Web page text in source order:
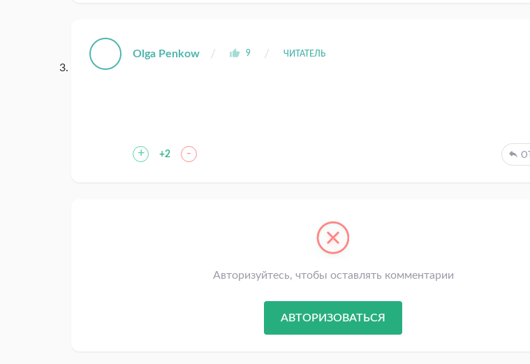
Olga Penkow 9 ЧИТАТЕЛЬ
+ +2 -
Авторизуйтесь, чтобы оставлять комментарии
АВТОРИЗОВАТЬСЯ